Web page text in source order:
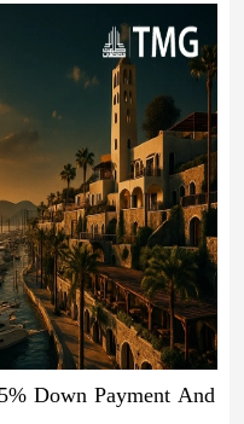
Down Payment And